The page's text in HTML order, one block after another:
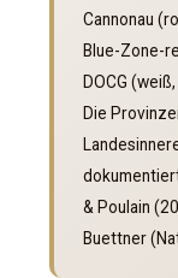
Cannonau
Blue-Zone-
DOCG
Die
& Poulain
Buettner